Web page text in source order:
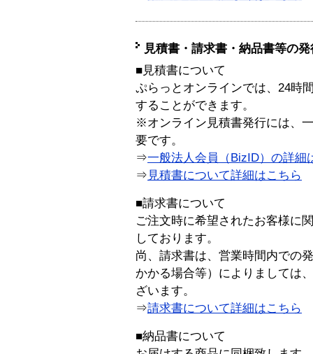
見積書・請求書・納品書等の
■見積書について
ぷらっとオンラインでは、24時
することができます。
※オンライン見積書発行には、
要です。
⇒一般法人会員（BizID）の詳細
⇒ 見積書について詳細はこちら
■請求書について
ご注文時に希望されたお客様に
しております。
尚、請求書は、営業時間内での
かかる場合等）によりましては
ざいます。
⇒請求書について詳細はこちら
■納品書について